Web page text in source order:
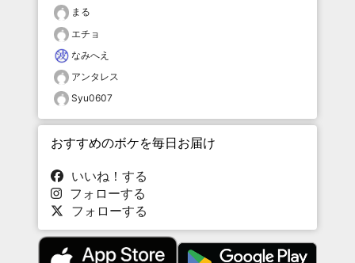
まる
エチョ
なみへえ
アンタレス
Syu0607
おすすめのボケを毎日お届け
いいね！する
フォローする
フォローする